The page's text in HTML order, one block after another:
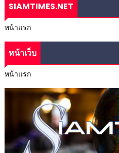
SIAMTIMES.NET
หน้าแรก
หน้าเว็บ
หน้าแรก